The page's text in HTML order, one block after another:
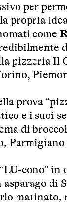
per
propria
come
pizzeria Il
prova
e i suoi
di
cono” in
asparago
marinato,